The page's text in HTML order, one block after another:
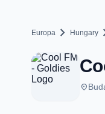
Europa chevron_right Hungary
place